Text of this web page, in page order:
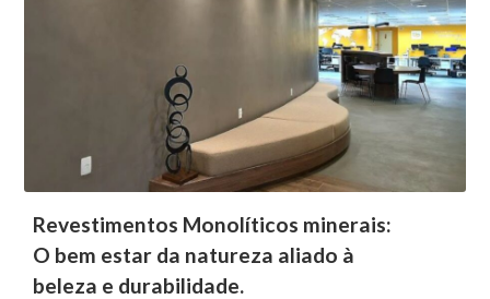
Revestimentos Monolíticos minerais:
O bem estar da natureza aliado à
beleza e durabilidade.